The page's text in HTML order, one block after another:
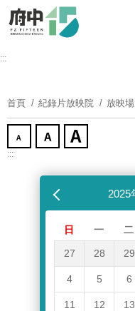
要
塊
:::
首頁 紀錄片放映院 放映
:::
2025
日 一 二
27 28 29
4 5 6
11 12 13